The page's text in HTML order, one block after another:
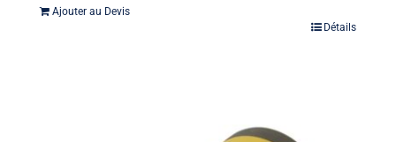
Ajouter au Devis
Détails